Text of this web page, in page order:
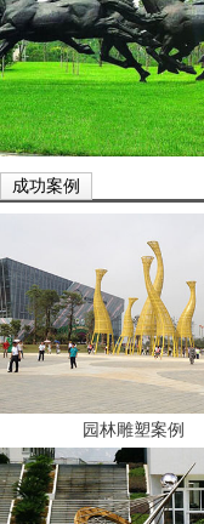
成功案例
园林雕塑案例